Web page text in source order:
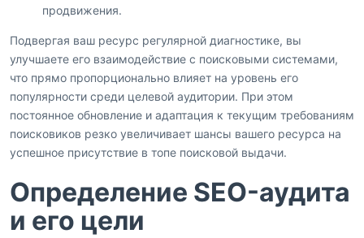
продвижения.
Подвергая ваш ресурс регулярной диагностике, вы
улучшаете его взаимодействие с поисковыми системами,
что прямо пропорционально влияет на уровень его
популярности среди целевой аудитории. При этом
постоянное обновление и адаптация к текущим требованиям
поисковиков резко увеличивает шансы вашего ресурса на
успешное присутствие в топе поисковой выдачи.
Определение SEO-аудита
и его цели